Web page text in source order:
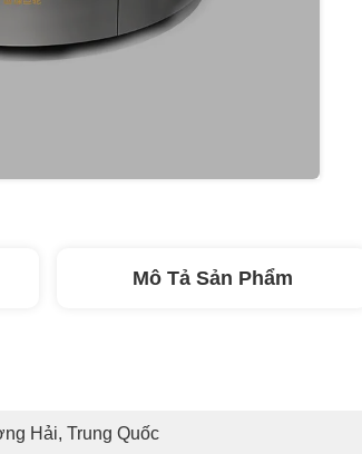
Mô Tả Sản Phẩm
Hải, Trung Quốc